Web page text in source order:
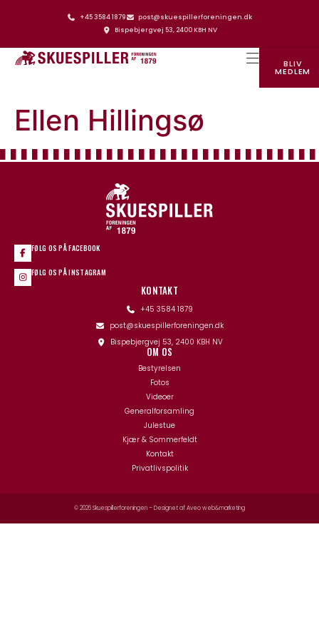
+45 3584 1879
post@skuespillerforeningen.dk
Bispebjergvej 53, 2400 KBH NV
BLIV
MEDLEM
Ellen Hillingsø
FØLG OS PÅ FACEBOOK
FØLG OS PÅ INSTAGRAM
KONTAKT
+45 3584 1879
post@skuespillerforeningen.dk
Bispebjergvej 53, 2400 KBH NV
OM OS
Bestyrelsen
Fotos
Videoer
Generalforsamling
Julestue
Kjær & Sommerfeldt
Kontakt
Privatlivspolitik
© 2026 Skuespillerforeningen – Designet afAveo web&marketing